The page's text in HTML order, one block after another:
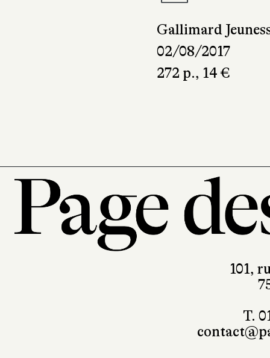
Gallimard
02/08/2017
272 p., 14 €
101,
T.